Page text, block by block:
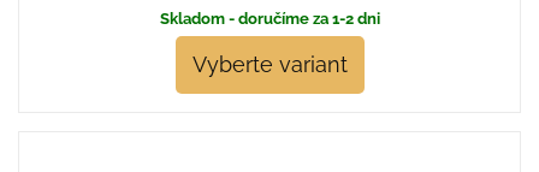
Skladom - doručíme za 1-2 dni
Vyberte variant